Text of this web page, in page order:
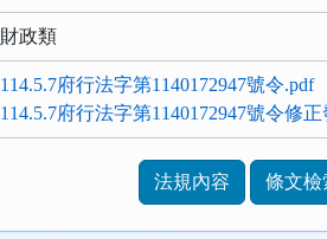
財政類
114.5.7府行法字第1140172947號令.pdf
114.5.7府行法字第1140172947號令修
法規內容 條文檢